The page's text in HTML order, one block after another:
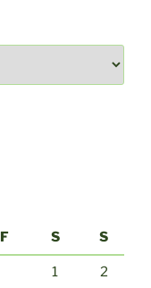
F S S
1 2